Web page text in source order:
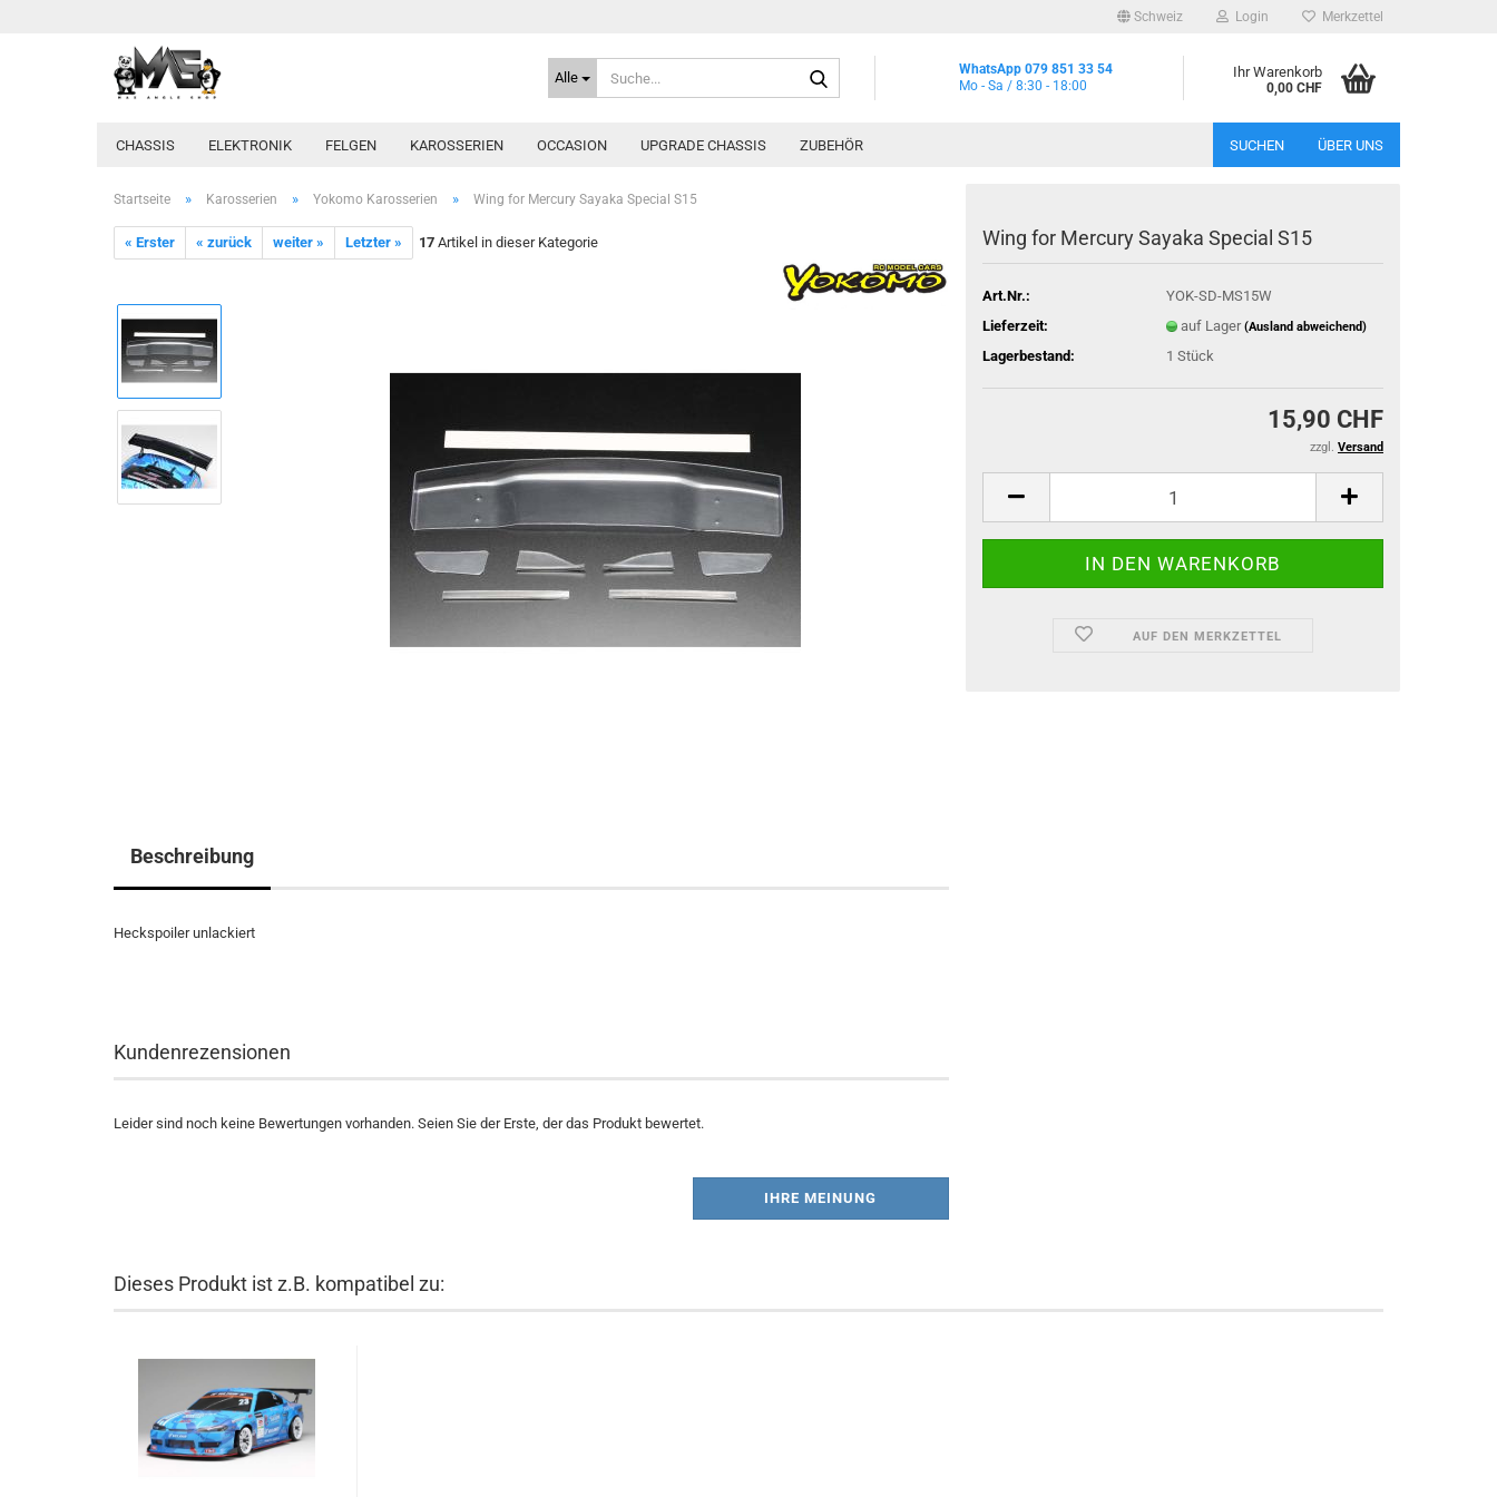
Schweiz Login Merkzettel
Alle
WhatsApp 079 851 33 54
Mo - Sa / 8:30 - 18:00
Ihr Warenkorb
0,00 CHF
CHASSIS ELEKTRONIK FELGEN KAROSSERIEN OCCASION UPGRADE CHASSIS ZUBEHÖR SUCHEN ÜBER UNS
Startseite » Karosserien » Yokomo Karosserien » Wing for Mercury Sayaka Special S15
« Erster « zurück weiter » Letzter » 17 Artikel in dieser Kategorie Wing for Mercury Sayaka Special S15
Art.Nr.:
YOK-SD-MS15W
Lieferzeit:
auf Lager(Ausland abweichend)
Lagerbestand: 1 Stück
15,90 CHF
zzgl. Versand
AUF DEN MERKZETTEL
Beschreibung
Heckspoiler unlackiert
Kundenrezensionen
Leider sind noch keine Bewertungen vorhanden. Seien Sie der Erste, der das Produkt bewertet.
IHRE MEINUNG
Dieses Produkt ist z.B. kompatibel zu: